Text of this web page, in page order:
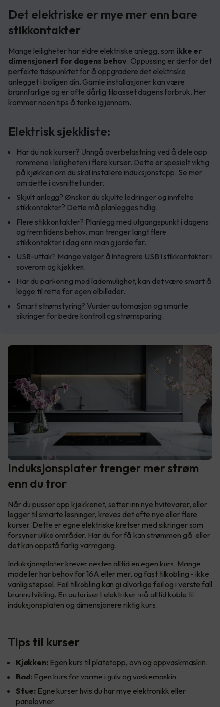
Det elektriske er mye mer enn bare
stikkontakter
Mange leiligheter har eldre elektriske anlegg, som ikke er
dimensjonert for dagens behov. Oppussing er derfor det
perfekte tidspunktet for å oppgradere det elektriske
anlegget i boligen din. Gamle installasjoner kan være
brannfarlige og er ofte dårlig tilpasset dagens forbruk. Her
kommer noen tips å tenke igjennom.
Elektrisk sjekkliste:
Har du nok kurser? Unngå overbelastning ved å dele opp
rommene i leiligheten i flere kurser. Dette er spesielt viktig
på kjøkken om du skal installere induksjonstopp. Se mer
om dette i avsnittet under.
Skjult anlegg? Ønsker du skjulte ledninger og innfelte
stikkontakter? Dette må planlegges tidlig.
Flere stikkontakter? Planlegg med utgangspunkt i dagens
og fremtidens behov, man trenger langt flere
stikkontakter i dag enn man gjorde før.
USB-uttak? Mange velger å integrere USB i stikkontakter i
soverom og kjøkken.
Har du parkering med lademulighet, kan det være smart å
legge til rette for egen elbillader.
Smart strømstyring? Vurder automasjon og smarte
sikringer for bedre kontroll og strømsparing.
Induksjonsplater trenger mer strøm
enn du tror
Når du pusser opp kjøkkenet, setter inn nye hvitevarer, eller
legger til smarte løsninger, kreves det ofte nye eller flere
kurser. Dette er egne elektriske kretser med sikringer som
forsyner ulike områder. Har du for få kan strømmen gå, eller
det kan oppstå farlig varmgang.
Induksjonsplater krever nesten alltid en egen kurs. Mange
modeller har behov for 16A eller mer, og fast tilkobling - ikke
vanlig støpsel. Feil tilkobling kan gi alvorlige feil og i verste fall
brannutvikling. En autorisert elektriker må alltid koble til
induksjonsplaten og dimensjonere riktig kurs.
Tips til kurser
Kjøkken: Egen kurs til platetopp, ovn og oppvaskmaskin.
Bad: Egen kurs for varme i gulv og vaskemaskin.
Stue: Egne kurser hvis du har mye elektronikk eller
panelovner.